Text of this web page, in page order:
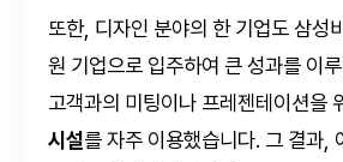
또한, 디자인 분야의 한 기업도 삼성
원 기업으로 입주하여 큰 성과를 이
고객과의 미팅이나 프레젠테이션을
시설를 자주 이용했습니다. 그 결과,